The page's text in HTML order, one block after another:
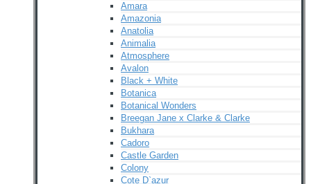
Amara
Amazonia
Anatolia
Animalia
Atmosphere
Avalon
Black + White
Botanica
Botanical Wonders
Breegan Jane x Clarke & Clarke
Bukhara
Cadoro
Castle Garden
Colony
Cote D`azur